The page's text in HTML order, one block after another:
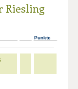
Riesling
Punkte